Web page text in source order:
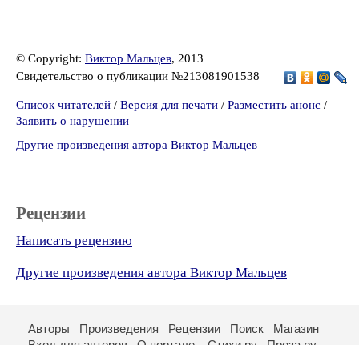
© Copyright: Виктор Мальцев, 2013
Свидетельство о публикации №213081901538
Список читателей / Версия для печати / Разместить анонс /
Заявить о нарушении
Другие произведения автора Виктор Мальцев
Рецензии
Написать рецензию
Другие произведения автора Виктор Мальцев
Авторы Произведения Рецензии Поиск
Магазин